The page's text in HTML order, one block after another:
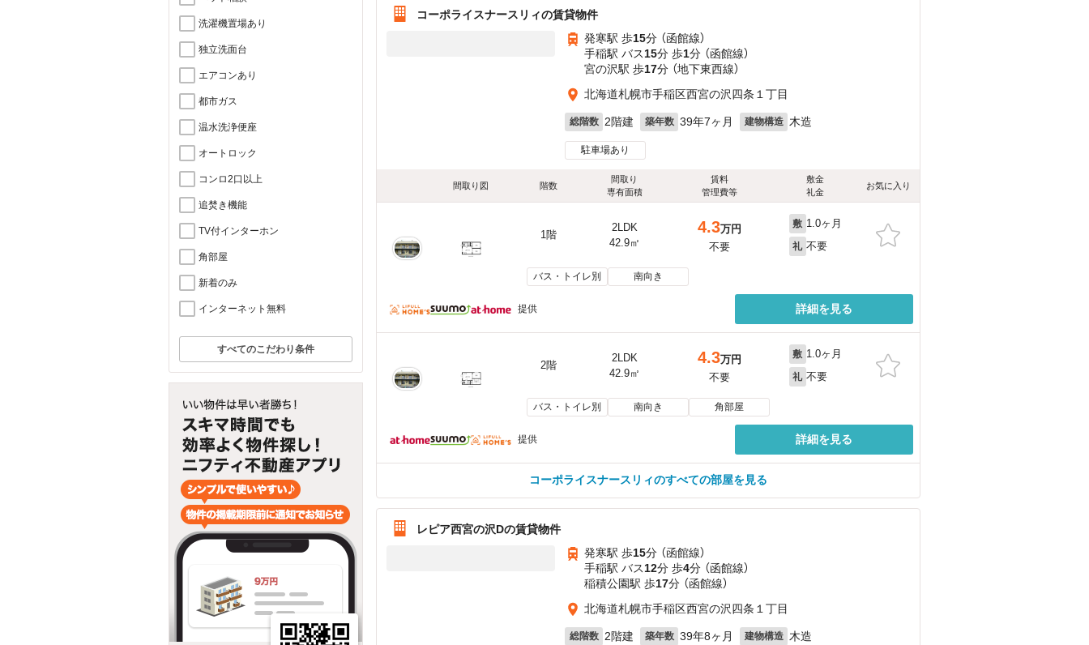
洗濯機置場あり
独立洗面台
エアコンあり
都市ガス
温水洗浄便座
オートロック
コンロ2口以上
追焚き機能
TV付インターホン
角部屋
新着のみ
インターネット無料
すべてのこだわり条件
コーポライスナースリィの賃貸物件
発寒駅 歩15分 （函館線）
手稲駅 バス15分 歩1分 （函館線）
宮の沢駅 歩17分 （地下東西線）
北海道札幌市手稲区西宮の沢四条１丁目
総階数 2階建 築年数 39年7ヶ月 建物構造 木造
駐車場あり
間取り図 階数
間取り
専有面積
賃料
管理費等
敷金
礼金
お気に入り
1階
2LDK
42.9㎡
4.3万円
不要
敷 1.0ヶ月
礼 不要
バス・トイレ別 南向き
提供 詳細を見る
2階
2LDK
42.9㎡
4.3万円
不要
敷 1.0ヶ月
礼 不要
バス・トイレ別 南向き 角部屋
提供 詳細を見る
コーポライスナースリィのすべての部屋を見る
レピア西宮の沢Dの賃貸物件
発寒駅 歩15分 （函館線）
手稲駅 バス12分 歩4分 （函館線）
稲積公園駅 歩17分 （函館線）
北海道札幌市手稲区西宮の沢四条１丁目
総階数 2階建 築年数 39年8ヶ月 建物構造 木造